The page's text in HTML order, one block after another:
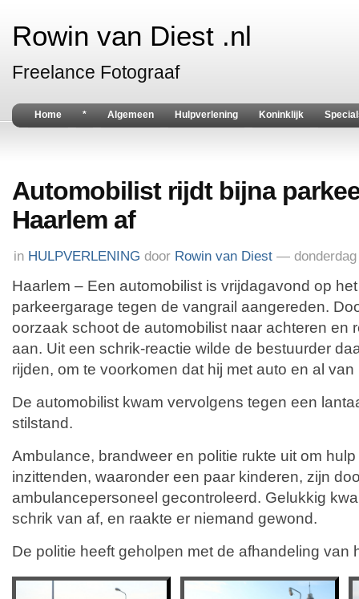
Rowin van Diest .nl
Freelance Fotograaf
Home * Algemeen Hulpverlening Koninklijk
Automobilist rijdt bijna
Haarlem af
in HULPVERLENING door Rowin van Diest — donderdag
Haarlem – Een automobilist is vrijdagavond op
parkeergarage tegen de vangrail aangereden.
oorzaak schoot de automobilist naar achteren en
aan. Uit een schrik-reactie wilde de bestuurder
rijden, om te voorkomen dat hij met auto en al
De automobilist kwam vervolgens tegen een
stilstand.
Ambulance, brandweer en politie rukte uit om
inzittenden, waaronder een paar kinderen, zijn
ambulancepersoneel gecontroleerd. Gelukkig
schrik van af, en raakte er niemand gewond.
De politie heeft geholpen met de afhandeling van